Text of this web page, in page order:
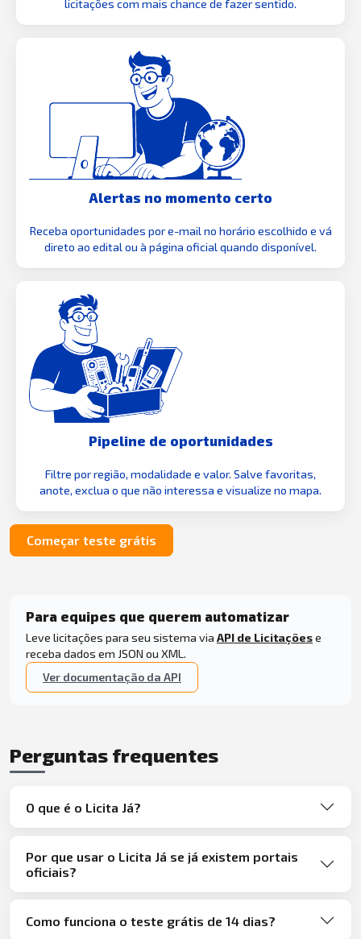
licitações com mais chance de fazer sentido.
Alertas no momento certo
Receba oportunidades por e-mail no horário escolhido e vá
direto ao edital ou à página oficial quando disponível.
Pipeline de oportunidades
Filtre por região, modalidade e valor. Salve favoritas,
anote, exclua o que não interessa e visualize no mapa.
Começar teste grátis
Para equipes que querem automatizar
Leve licitações para seu sistema via API de Licitaçõese
receba dados em JSON ou XML.
Ver documentação da API
Perguntas frequentes
O que é o Licita Já?
Por que usar o Licita Já se já existem portais
oficiais?
Como funciona o teste grátis de 14 dias?